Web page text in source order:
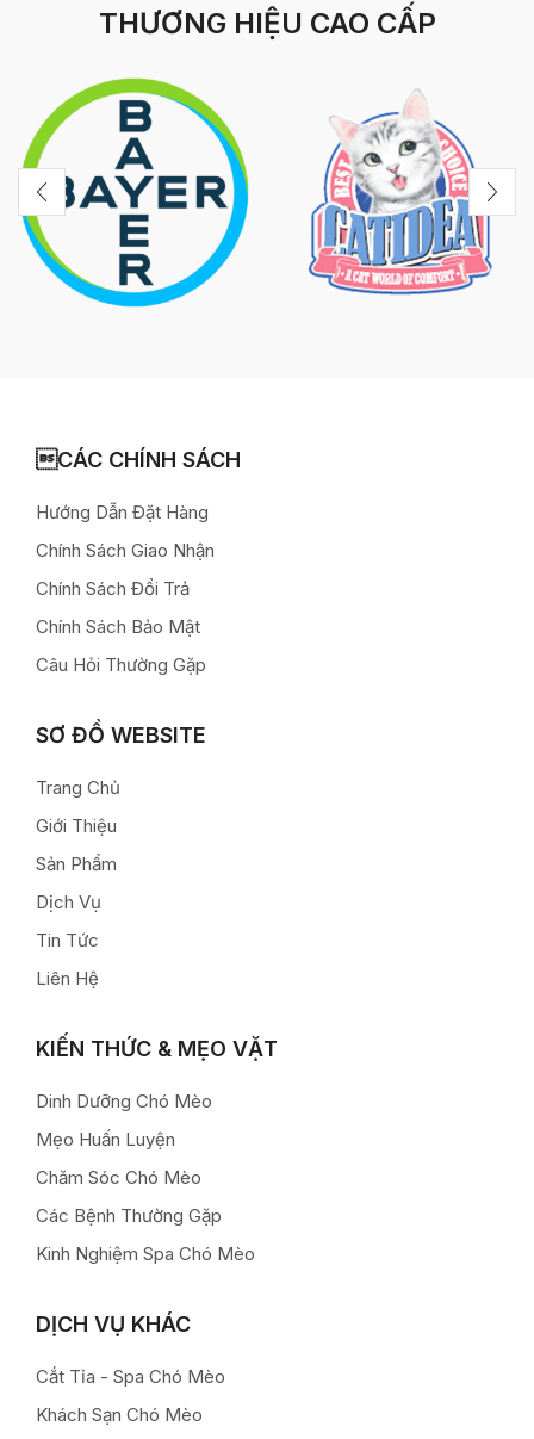
THƯƠNG HIỆU CAO CẤP
CÁC CHÍNH SÁCH
Hướng Dẫn Đặt Hàng
Chính Sách Giao Nhận
Chính Sách Đổi Trả
Chính Sách Bảo Mật
Câu Hỏi Thường Gặp
SƠ ĐỒ WEBSITE
Trang Chủ
Giới Thiệu
Sản Phẩm
Dịch Vụ
Tin Tức
Liên Hệ
KIẾN THỨC & MẸO VẶT
Dinh Dưỡng Chó Mèo
Mẹo Huấn Luyện
Chăm Sóc Chó Mèo
Các Bệnh Thường Gặp
Kinh Nghiệm Spa Chó Mèo
DỊCH VỤ KHÁC
Cắt Tỉa - Spa Chó Mèo
Khách Sạn Chó Mèo